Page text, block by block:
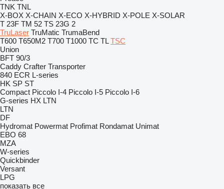
TNK TNL
X-BOX X-CHAIN X-ECO X-HYBRID X-POLE X-SOLAR
T 23F TM 52 TS 23G 2
TruLaser TruMatic TrumaBend
T600 T650M2 T700 T1000 TC TL TSC
Union
BFT 90/3
Caddy Crafter Transporter
840 ECR L-series
HK SP ST
Compact Piccolo I-4 Piccolo I-5 Piccolo I-6
G-series HX LTN
LTN
DF
Hydromat Powermat Profimat Rondamat Unimat
EBO 68
MZA
W-series
Quickbinder
Versant
LPG
показать все